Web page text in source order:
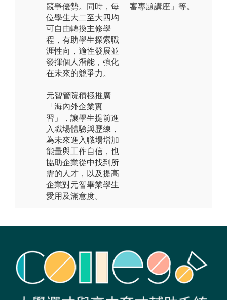
競爭優勢。同時，每
位學生大二至大四均
可自由轉換主修學
程，有助學生探索職
涯性向，適性發展並
發揮個人潛能，強化
在未來的競爭力。
元智管院積極推廣
「海內外企業實
習」，讓學生提前進
入職場體驗與歷練，
為未來進入職場增加
能量與工作自信，也
協助企業從中找到所
需的人才，以及提高
企業對元智畢業學生
愛用及滿意度。
審專題講座」等。